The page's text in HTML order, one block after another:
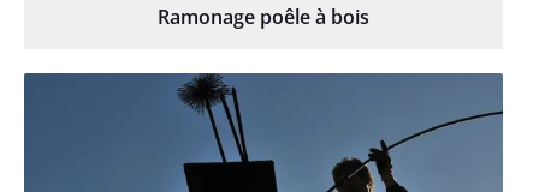
Ramonage poêle à bois